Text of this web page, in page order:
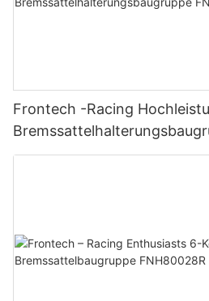
Frontech -Racing
Lieferanten